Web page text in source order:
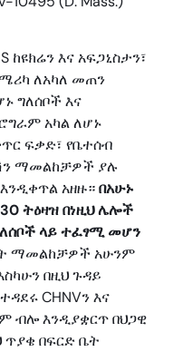
ከዩክሬን እና አፍጋኒስታን፣
ለአካለ መጠን
ግለሰቦች እና
አካል ለሆኑ
ፍቃድ፣ የቤተሰብ
ማመልከቻዎች ያሉ
አዘዙ።በአሁኑ
ትዕዛዝ በነዚህ ሌሎች
ላይ ተፈፃሚ መሆን
ማመልከቻዎች አሁንም
በዚህ ጉዳይ
CHNVን እና
ብሎ እንዲያቋርጥ በህጋዊ
በፍርድ ቤት